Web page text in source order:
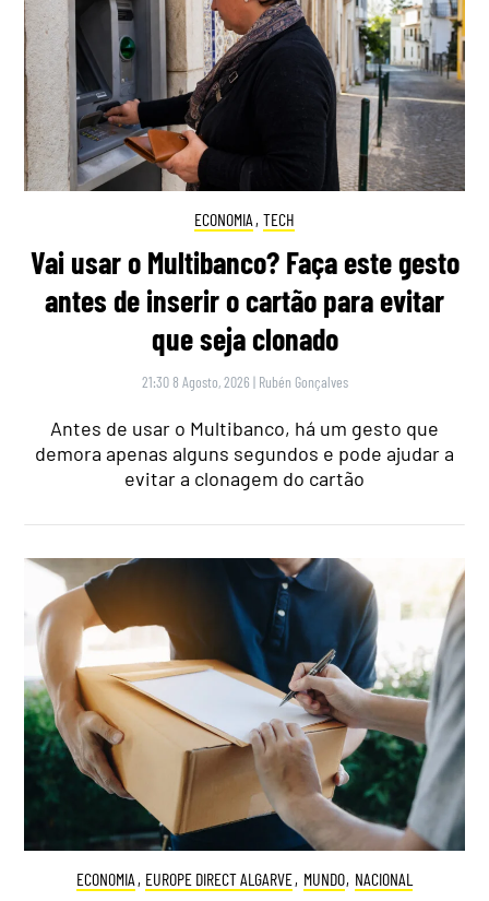
ECONOMIA , TECH
Vai usar o Multibanco? Faça este gesto
antes de inserir o cartão para evitar
que seja clonado
21:30 8 Agosto, 2026 | Rubén Gonçalves
Antes de usar o Multibanco, há um gesto que
demora apenas alguns segundos e pode ajudar a
evitar a clonagem do cartão
ECONOMIA , EUROPE DIRECT ALGARVE, MUNDO, NACIONAL